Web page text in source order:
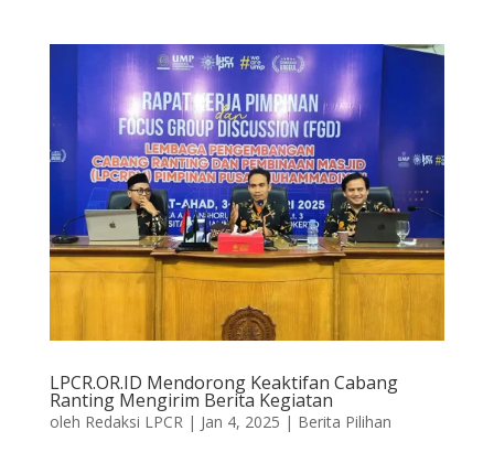
LPCR.OR.ID Mendorong Keaktifan Cabang
Ranting Mengirim Berita Kegiatan
oleh Redaksi LPCR| Jan 4, 2025 | Berita Pilihan